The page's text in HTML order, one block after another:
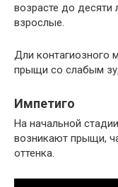
возрасте до десяти
взрослые.
Дли контагиозного
прыщи со слабым
Импетиго
На начальной
возникают прыщи,
оттенка.